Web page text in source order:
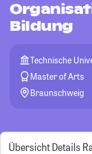
Bildung
Technische
Master of Arts
Braunschweig
Übersicht Details